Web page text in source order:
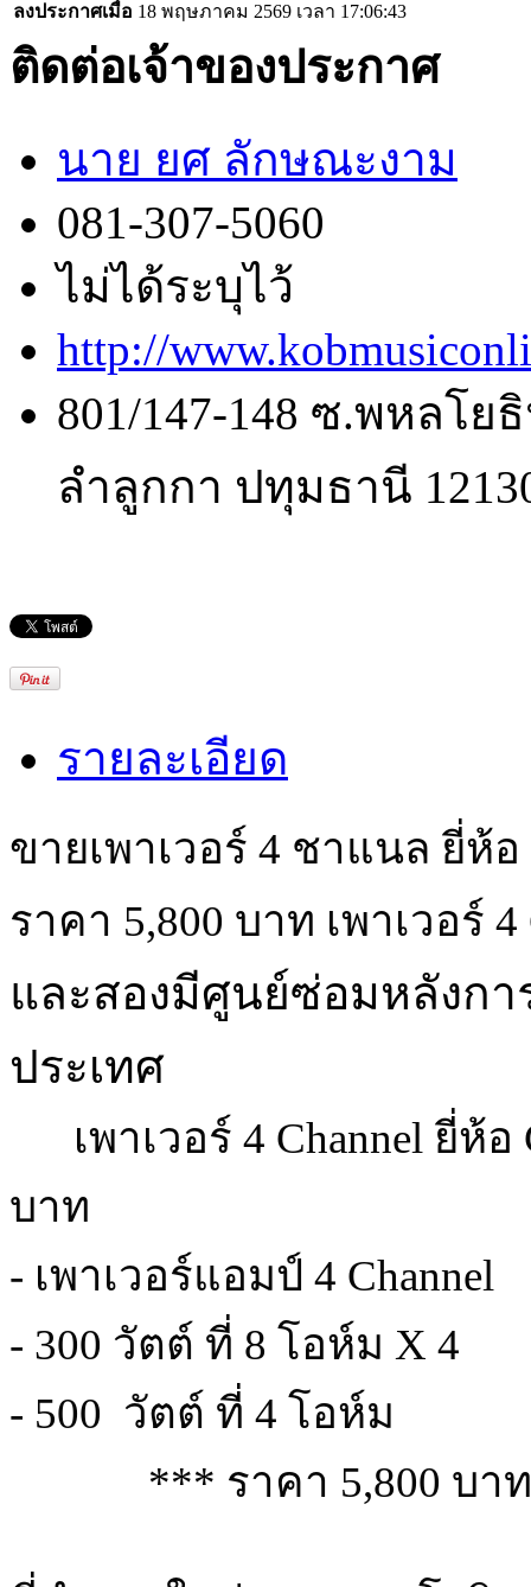
ลงประกาศเมื่อ 18 พฤษภาคม 2569 เวลา 17:06:43
ติดต่อเจ้าของประกาศ
นาย ยศ ลักษณะงาม
081-307-5060
ไม่ได้ระบุไว้
http://
801/147-148 ซ.พหลโ
ลำลูกกา ปทุมธานี
รายละเอียด
ขายเพาเวอร์ 4 ชาแนล ยี่ห้
ราคา 5,800 บาท เพาเวอร์
และสองมีศูนย์ซ่อมหลังกา
ประเทศ
บาท
- เพาเวอร์แอมป์ 4 Channel
- 300 วัตต์ ที่ 8 โอห์ม X 4
- 500  วัตต์ ที่ 4 โอห์ม
*** ราคา 5,800